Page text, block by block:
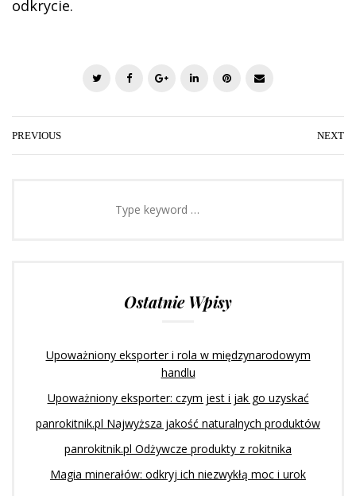
odkrycie.
i
t
r
c
b
o
o
l
n
e
n
e
a
l
PREVIOUS NEXT
Ostatnie Wpisy
Upoważniony eksporter i rola w międzynarodowym
handlu
Upoważniony eksporter: czym jest i jak go uzyskać
panrokitnik.pl Najwyższa jakość naturalnych produktów
panrokitnik.pl Odżywcze produkty z rokitnika
Magia minerałów: odkryj ich niezwykłą moc i urok